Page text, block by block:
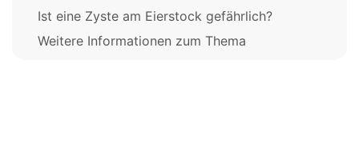
Ist eine Zyste am Eierstock gefährlich?
Weitere Informationen zum Thema